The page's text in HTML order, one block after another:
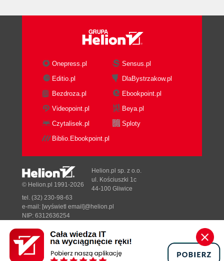
Onepress.pl
Sensus.pl
Editio.pl
DlaBystrzakow.pl
Bezdroza.pl
Ebookpoint.pl
Videopoint.pl
Beya.pl
Czytalisek.pl
Sploty
Biblio.Ebookpoint.pl
Designed with ♥ byTonik.pl
© Helion.pl 1991-2026
Helion.pl sp. z o.o.
ul. Kościuszki 1c
44-100 Gliwice
tel. (32) 230-98-63
e-mail: [wyświetl email]@helion.pl
NIP: 6312636254